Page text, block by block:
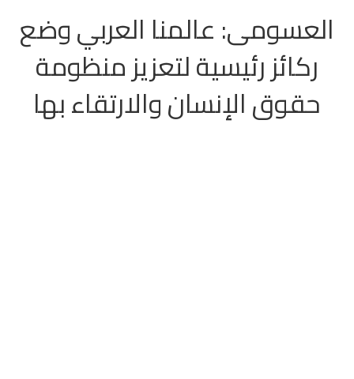
العسومى: عالمنا العربي وضع
ركائز رئيسية لتعزيز منظومة
حقوق الإنسان والارتقاء بها